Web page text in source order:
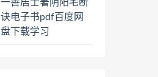
一善居士著阴阳宅断
诀电子书pdf百度网
盘下载学习